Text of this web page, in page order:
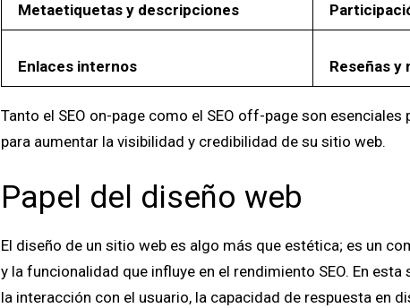
Metaetiquetas y descripciones
Enlaces internos Reseñas y
Tanto el SEO on-page como el SEO off-page son
para aumentar la visibilidad y credibilidad de su sitio web.
Papel del diseño web
El diseño de un sitio web es algo más que estética; es un
y la funcionalidad que influye en el rendimiento SEO. En
la interacción con el usuario, la capacidad de respuesta en